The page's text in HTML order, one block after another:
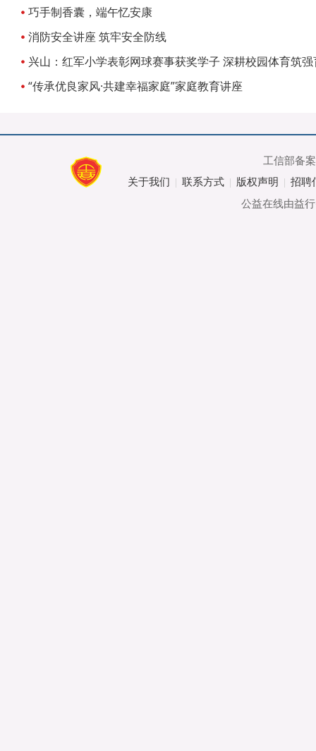
巧手制香囊，端午忆安康
消防安全讲座 筑牢安全防线
兴山：红军小学表彰网球赛事获奖学子 深耕校园体育筑
“传承优良家风·共建幸福家庭”家庭教育讲座
工信部备
关于我们 | 联系方式 | 版权声明 | 招聘
公益在线由益